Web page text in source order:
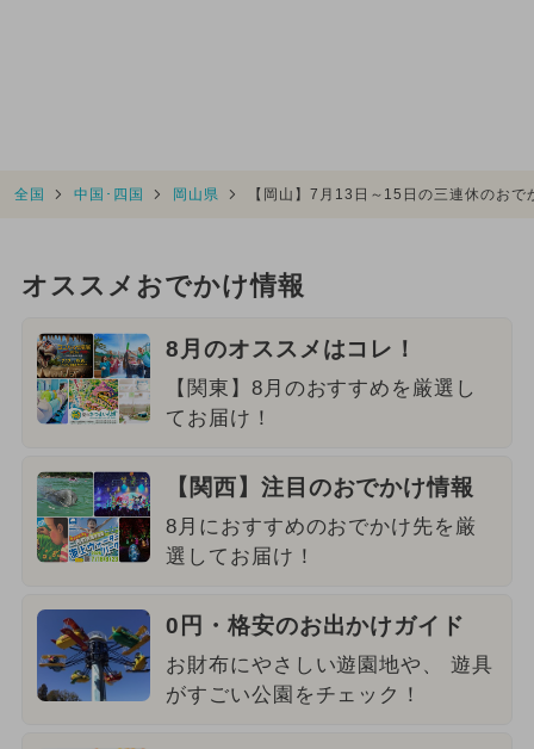
全国 中国･四国 岡山県 【岡山】7月13日～15日の三連休のお
オススメおでかけ情報
8月のオススメはコレ！
【関東】8月のおすすめを厳選し
てお届け！
【関西】注目のおでかけ情報
8月におすすめのおでかけ先を厳
選してお届け！
0円・格安のお出かけガイド
お財布にやさしい遊園地や、 遊具
がすごい公園をチェック！